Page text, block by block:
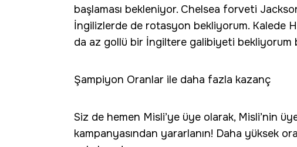
başlaması bekleniyor. Chelsea forveti
İngilizlerde de rotasyon bekliyorum. Kalede
da az gollü bir İngiltere galibiyeti bekliyorum
Şampiyon Oranlar ile daha fazla kazanç
Siz de hemen Misli’ye üye olarak, Misli’nin
kampanyasından yararlanın! Daha yüksek